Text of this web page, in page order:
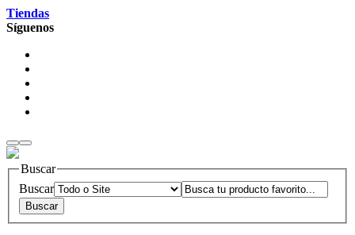
Tiendas
Síguenos
Buscar
Buscar